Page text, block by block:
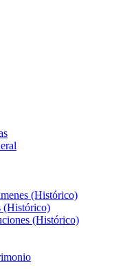
(Histórico)
(Histórico)
(Histórico)